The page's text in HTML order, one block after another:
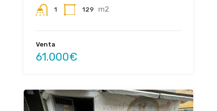
1 129 m2
Venta
61.000€